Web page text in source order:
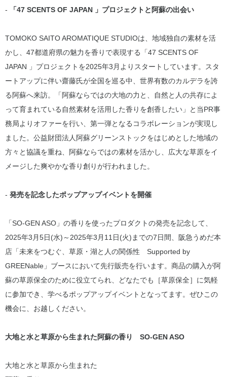
- 「47 SCENTS OF JAPAN 」プロジェクトと阿蘇の出会い
TOMOKO SAITO AROMATIQUE STUDIOは、地域独自の素材を活
かし、47都道府県の魅力を香りで表現する「47 SCENTS OF
JAPAN 」プロジェクトを2025年3月よりスタートしています。スタ
ートアップに伴い齋藤氏が全国を巡る中、世界有数のカルデラを誇
る阿蘇へ来訪。「阿蘇ならではの大地の力と、自然と人の共存によ
って育まれている自然素材を活用した香りを創香したい」と当PR事
務局よりオファーを行い、第一弾となるコラボレーションが実現し
ました。公益財団法人阿蘇グリーンストックをはじめとした地域の
方々と協議を重ね、阿蘇ならではの素材を活かし、広大な草原をイ
メージした爽やかな香り創りが行われました。
- 発売を記念したポップアップイベントを開催
「SO-GEN ASO」の香りを使ったプロダクトの発売を記念して、
2025年3月5日(水)～2025年3月11日(火)までの7日間、阪急うめだ本
店「未来をつむぐ、草原・湖と人の関係性 Supported by
GREENable」ブースにおいて先行販売を行います。商品の購入が阿
蘇の草原保全のために役立てられ、どなたでも［草原保全］に気軽
に参加でき、学べるポップアップイベントとなってます。ぜひこの
機会に、お越しください。
大地と水と草原から生まれた阿蘇の香り SO-GEN ASO
大地と水と草原から生まれた